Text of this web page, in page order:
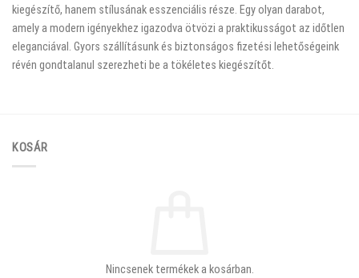
kiegészítő, hanem stílusának esszenciális része. Egy olyan darabot,
amely a modern igényekhez igazodva ötvözi a praktikusságot az időtlen
eleganciával. Gyors szállításunk és biztonságos fizetési lehetőségeink
révén gondtalanul szerezheti be a tökéletes kiegészítőt.
KOSÁR
Nincsenek termékek a kosárban.